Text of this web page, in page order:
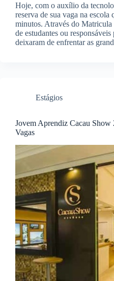
Hoje, com o auxílio da
reserva de sua vaga na escola
minutos. Através do Matricula
de estudantes ou responsáveis
deixaram de enfrentar as
Estágios
Jovem Aprendiz Cacau Show
Vagas